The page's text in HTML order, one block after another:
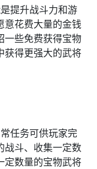
提升战斗力和游
意花费大量的金钱
一些免费获得宝物
获得更强大的武将
任务可供玩家完
战斗、收集一定数
定数量的宝物武将